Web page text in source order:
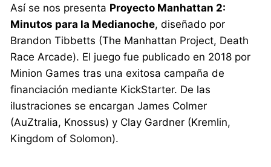
Así se nos presenta Proyecto Manhattan 2:
Minutos para la Medianoche, diseñado por
Brandon Tibbetts (The Manhattan Project, Death
Race Arcade). El juego fue publicado en 2018 por
Minion Games tras una exitosa campaña de
financiación mediante KickStarter. De las
ilustraciones se encargan James Colmer
(AuZtralia, Knossus) y Clay Gardner (Kremlin,
Kingdom of Solomon).